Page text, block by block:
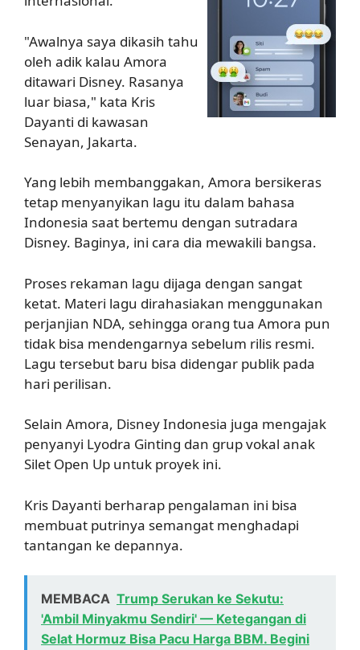
"Awalnya saya dikasih tahu
oleh adik kalau Amora
ditawari Disney. Rasanya
luar biasa," kata Kris
Dayanti di kawasan
Senayan, Jakarta.
Yang lebih membanggakan, Amora bersikeras
tetap menyanyikan lagu itu dalam bahasa
Indonesia saat bertemu dengan sutradara
Disney. Baginya, ini cara dia mewakili bangsa.
Proses rekaman lagu dijaga dengan sangat
ketat. Materi lagu dirahasiakan menggunakan
perjanjian NDA, sehingga orang tua Amora pun
tidak bisa mendengarnya sebelum rilis resmi.
Lagu tersebut baru bisa didengar publik pada
hari perilisan.
Selain Amora, Disney Indonesia juga mengajak
penyanyi Lyodra Ginting dan grup vokal anak
Silet Open Up untuk proyek ini.
Kris Dayanti berharap pengalaman ini bisa
membuat putrinya semangat menghadapi
tantangan ke depannya.
MEMBACA Trump Serukan ke Sekutu:
'Ambil Minyakmu Sendiri' — Ketegangan di
Selat Hormuz Bisa Pacu Harga BBM. Begini